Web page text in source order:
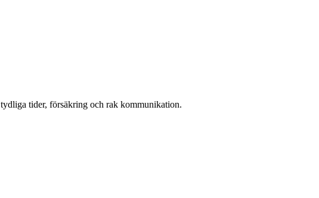
tider, försäkring och rak kommunikation.